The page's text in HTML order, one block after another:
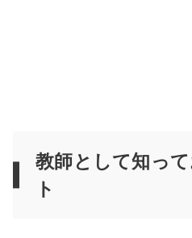
教師として知っ
ト